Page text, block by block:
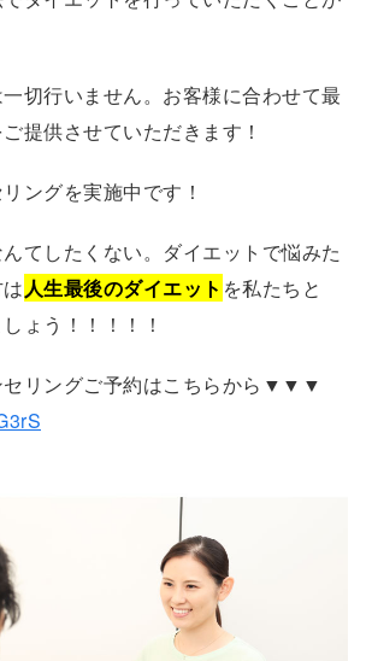
切行いません。お客様に合わせて最
提供させていただきます！
ングを実施中です！
てしたくない。ダイエットで悩みた
人生最後のダイエット を私たちと
ょう！！！！！
リングご予約はこちらから▼▼▼